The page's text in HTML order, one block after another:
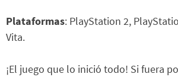
Plataformas: PlayStation 2,
Vita.
¡El juego que lo inició todo! Si fuera